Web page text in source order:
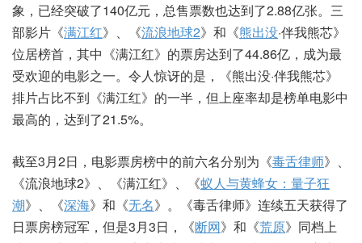
象，已经突破了140亿元，总售票数也达到了2.88亿张。三
部影片《满江红》、《流浪地球2》和《熊出没·伴我熊芯》
位居榜首，其中《满江红》的票房达到了44.86亿，成为最
受欢迎的电影之一。令人惊讶的是，《熊出没·伴我熊芯》
排片占比不到《满江红》的一半，但上座率却是榜单电影中
最高的，达到了21.5%。
截至3月2日，电影票房榜中的前六名分别为《毒舌律师》、
《流浪地球2》、《满江红》、《蚁人与黄蜂女：量子狂
潮》、《深海》和《无名》。《毒舌律师》连续五天获得了
日票房榜冠军，但是3月3日，《断网》和《荒原》同档上